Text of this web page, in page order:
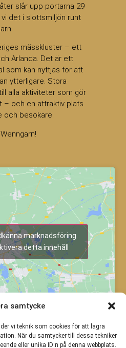
samtycke
vi teknik som cookies för att lagra
När du samtycker till dessa tekniker
eller unika ID:n på denna webbplats.
slår upp portarna 29
det i slottsmiljön runt
mässkluster – ett
Arlanda. Det är ett
som kan nyttjas för att
ytterligare. Stora
alla aktiviteter som gör
– och en attraktiv plats
och besökare.
marknadsföring
detta innehåll